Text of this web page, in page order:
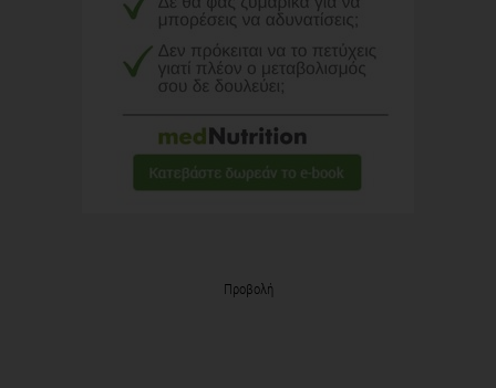
Προβολή